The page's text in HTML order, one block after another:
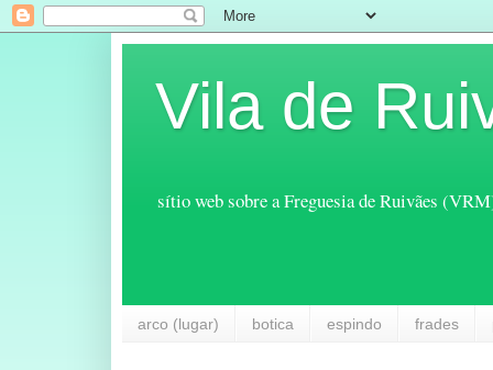
Vila de
sítio web sobre a Freguesia de Ruivães
arco (lugar) botica espindo frades